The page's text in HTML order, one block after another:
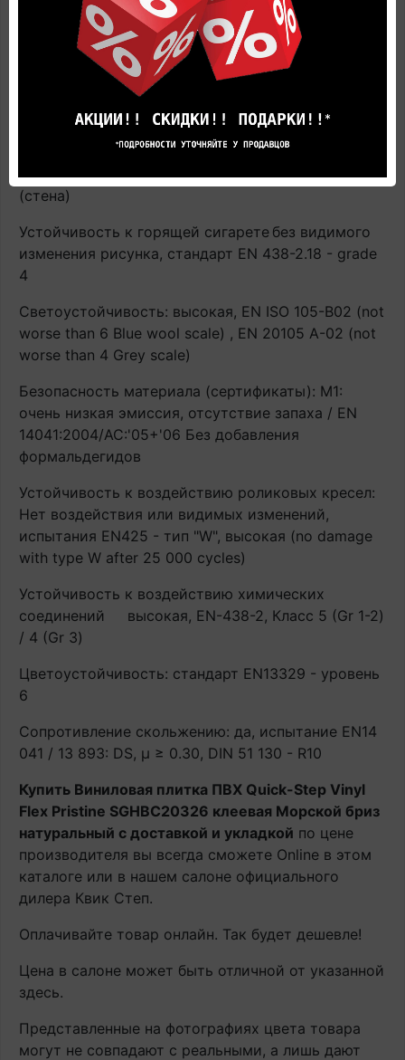
случае производитель не гарантирует
сохранность напольного покрытия в процессе
эксплуатации. Гарантия аннулируется.
Термическое сопротивление: испытание EN ISO
12667: 0.01 m²K/W
Пожаробезопасность: трудно воспламеняемый,
EN 13501-1: Bfl-s1 (пол) / EN 13501-1:2010 - D-s3,d0
(стена)
Устойчивость к горящей сигарете без видимого
изменения рисунка, стандарт EN 438-2.18 - grade
4
Светоустойчивость: высокая, EN ISO 105-B02 (not
worse than 6 Blue wool scale) , EN 20105 A-02 (not
worse than 4 Grey scale)
Безопасность материала (сертификаты): М1:
очень низкая эмиссия, отсутствие запаха / EN
14041:2004/AC:'05+'06 Без добавления
формальдегидов
Устойчивость к воздействию роликовых кресел:
Нет воздействия или видимых изменений,
испытания EN425 - тип "W", высокая (no damage
with type W after 25 000 cycles)
Устойчивость к воздействию химических
соединений
высокая, EN-438-2, Класс 5 (Gr 1-2)
/ 4 (Gr 3)
Цветоустойчивость: стандарт EN13329 - уровень
6
Сопротивление скольжению: да, испытание EN14
041 / 13 893: DS, μ ≥ 0.30, DIN 51 130 - R10
Купить Виниловая плитка ПВХ Quick-Step Vinyl
Flex Pristine SGHBC20326 клеевая Морской бриз
натуральный с доставкой и укладкой по цене
производителя вы всегда сможете Online в этом
каталоге или в нашем салоне официального
дилера Квик Степ.
Оплачивайте товар онлайн. Так будет дешевле!
Цена в салоне может быть отличной от указанной
здесь.
Представленные на фотографиях цвета товара
могут не совпадают с реальными, а лишь дают